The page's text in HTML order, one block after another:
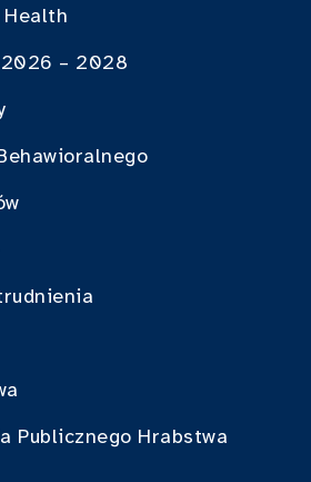
Health
– 2028
Publicznego Hrabstwa